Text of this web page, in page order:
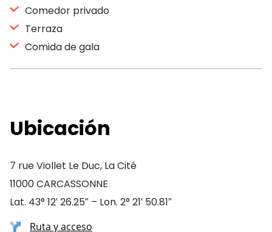
Comedor privado
Terraza
Comida de gala
Ubicación
7 rue Viollet Le Duc, La Cité
11000 CARCASSONNE
Lat. 43° 12′ 26.25″ – Lon. 2° 21′ 50.81″
Ruta y acceso